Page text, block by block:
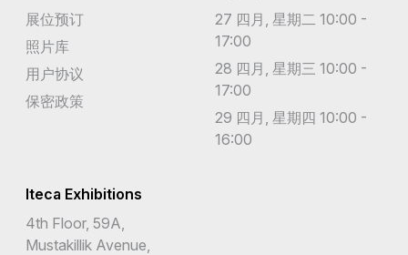
展位预订
照片库
用户协议
保密政策
27 四月, 星期二 10:00 -
17:00
28 四月, 星期三 10:00 -
17:00
29 四月, 星期四 10:00 -
16:00
Iteca Exhibitions
4th Floor, 59A,
Mustakillik Avenue,